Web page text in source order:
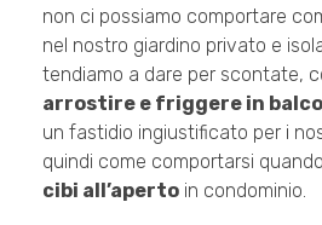
non ci possiamo comportare
nel nostro giardino privato e
tendiamo a dare per scontate,
arrostire e friggere in
un fastidio ingiustificato per i
quindi come comportarsi
cibi all’aperto in condominio.